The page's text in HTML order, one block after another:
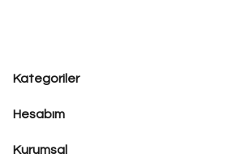
Kategoriler
Hesabım
Kurumsal